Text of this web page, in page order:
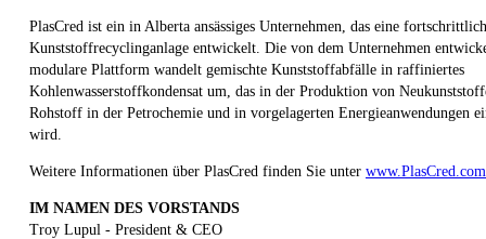
PlasCred ist ein in Alberta ansässiges Unternehmen, das eine
Kunststoffrecyclinganlage entwickelt. Die von dem Unternehmen
modulare Plattform wandelt gemischte Kunststoffabfälle in raffiniertes
Kohlenwasserstoffkondensat um, das in der Produktion von
Rohstoff in der Petrochemie und in vorgelagerten Energieanwendungen
wird.
Weitere Informationen über PlasCred finden Sie unter www.PlasCred.com
IM NAMEN DES VORSTANDS
Troy Lupul - President & CEO